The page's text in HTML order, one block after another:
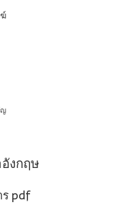
งกฤษ
ร pdf